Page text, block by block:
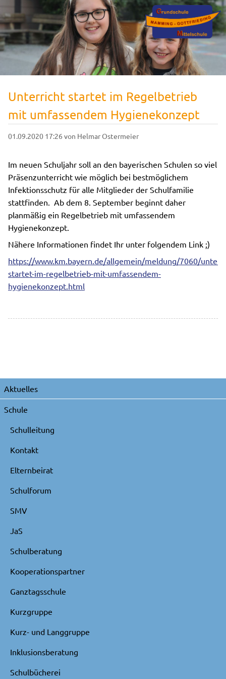
Unterricht startet im Regelbetrieb
mit umfassendem Hygienekonzept
01.09.2020 17:26 von Helmar Ostermeier
Im neuen Schuljahr soll an den bayerischen Schulen so viel
Präsenzunterricht wie möglich bei bestmöglichem
Infektionsschutz für alle Mitglieder der Schulfamilie
stattfinden. Ab dem 8. September beginnt daher
planmäßig ein Regelbetrieb mit umfassendem
Hygienekonzept.
Nähere Informationen findet Ihr unter folgendem Link ;)
https://www.km.bayern.de/allgemein/meldung/7060/
startet-im-regelbetrieb-mit-umfassendem-
hygienekonzept.html
Navigation
überspringen
Aktuelles
Schule
Schulleitung
Kontakt
Elternbeirat
Schulforum
SMV
JaS
Schulberatung
Kooperationspartner
Ganztagsschule
Kurzgruppe
Kurz- und Langgruppe
Inklusionsberatung
Schulbücherei